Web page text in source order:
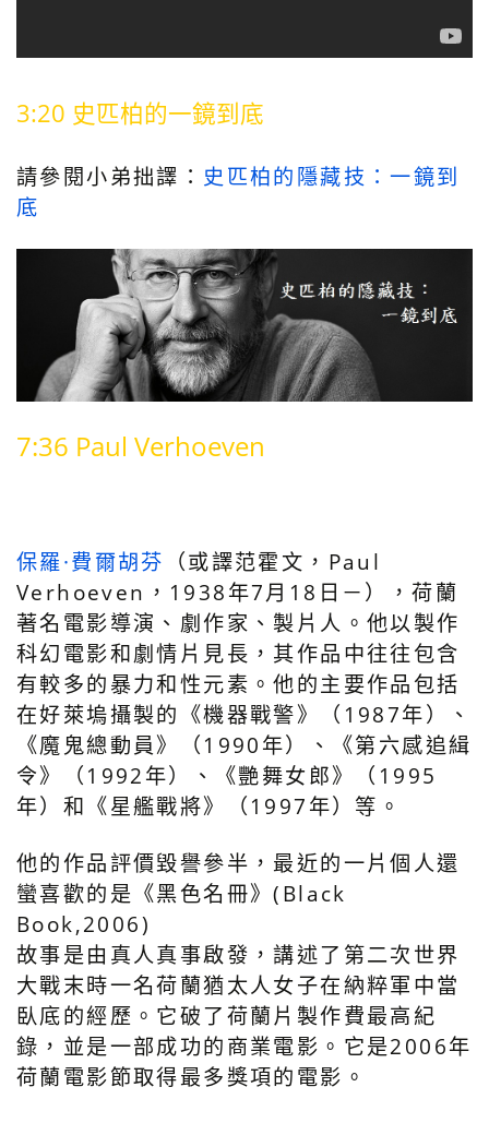
3:20 史匹柏的一鏡到底
請參閱小弟拙譯： 史匹柏的隱藏技：一鏡到
底
7:36 Paul Verhoeven
保羅·費爾胡芬 （或譯范霍文，Paul
Verhoeven，1938年7月18日－），荷蘭
著名電影導演、劇作家、製片人。他以製作
科幻電影和劇情片見長，其作品中往往包含
有較多的暴力和性元素。他的主要作品包括
在好萊塢攝製的《機器戰警》（1987年）、
《魔鬼總動員》（1990年）、《第六感追緝
令》（1992年）、《艷舞女郎》（1995
年）和《星艦戰將》（1997年）等。
他的作品評價毀譽參半，最近的一片個人還
蠻喜歡的是《黑色名冊》(Black
Book,2006)
故事是由真人真事啟發，講述了第二次世界
大戰末時一名荷蘭猶太人女子在納粹軍中當
臥底的經歷。它破了荷蘭片製作費最高紀
錄，並是一部成功的商業電影。它是2006年
荷蘭電影節取得最多獎項的電影。